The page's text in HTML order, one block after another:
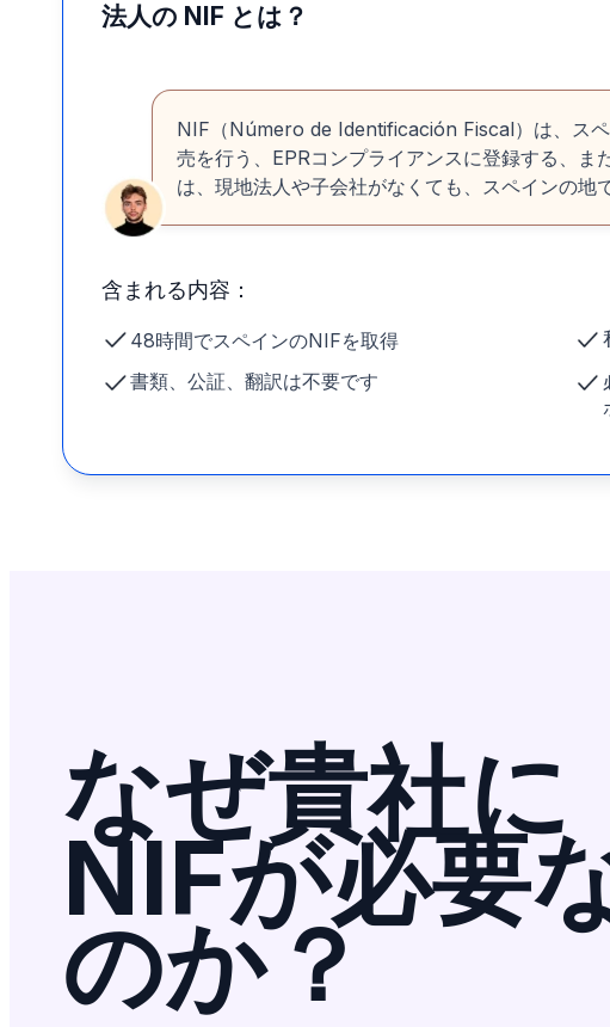
法人の NIF とは？
NIF（Número de Identificación Fiscal）は、ス
売を行う、EPRコンプライアンスに登録する、
は、現地法人や子会社がなくても、スペインの
含まれる内容：
48時間でスペインのNIFを取得
書類、公証、翻訳は不要です
なぜ貴社に
NIFが必要
のか？